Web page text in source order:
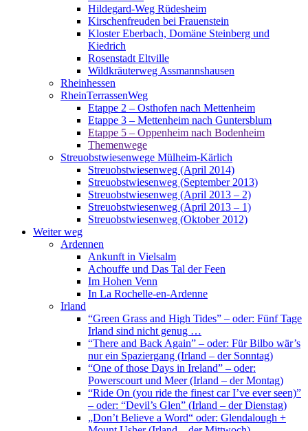
Hildegard-Weg Rüdesheim
Kirschenfreuden bei Frauenstein
Kloster Eberbach, Domäne Steinberg und
Kiedrich
Rosenstadt Eltville
Wildkräuterweg Assmannshausen
Rheinhessen
RheinTerrassenWeg
Etappe 2 – Osthofen nach Mettenheim
Etappe 3 – Mettenheim nach Guntersblum
Etappe 5 – Oppenheim nach Bodenheim
Themenwege
Streuobstwiesenwege Mülheim-Kärlich
Streuobstwiesenweg (April 2014)
Streuobstwiesenweg (September 2013)
Streuobstwiesenweg (April 2013 – 2)
Streuobstwiesenweg (April 2013 – 1)
Streuobstwiesenweg (Oktober 2012)
Weiter weg
Ardennen
Ankunft in Vielsalm
Achouffe und Das Tal der Feen
Im Hohen Venn
In La Rochelle-en-Ardenne
Irland
“Green Grass and High Tides” – oder: Fünf Tage
Irland sind nicht genug …
“There and Back Again” – oder: Für Bilbo wär’s
nur ein Spaziergang (Irland – der Sonntag)
“One of those Days in Ireland” – oder:
Powerscourt und Meer (Irland – der Montag)
“Ride On (you ride the finest car I’ve ever seen)”
– oder: “Devil’s Glen” (Irland – der Dienstag)
„Don’t Believe a Word“ oder: Glendalough +